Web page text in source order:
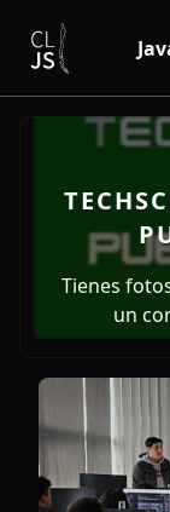
Tienes
un